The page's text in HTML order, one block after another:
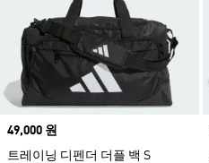
Price
49,000 원
트레이닝 디펜더 더플 백 S